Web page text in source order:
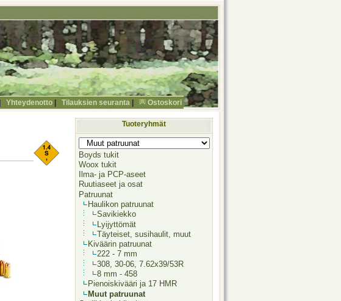
Yhteydenotto Tilauksien seuranta Ostoskori
Tuoteryhmät
Boyds tukit
Woox tukit
Ilma- ja PCP-aseet
Ruutiaseet ja osat
Patruunat
Haulikon patruunat
Savikiekko
Lyijyttömät
Täyteiset, susihaulit, muut
Kiväärin patruunat
222 - 7 mm
308, 30-06, 7.62x39/53R
8 mm - 458
Pienoiskivääri ja 17 HMR
Muut patruunat